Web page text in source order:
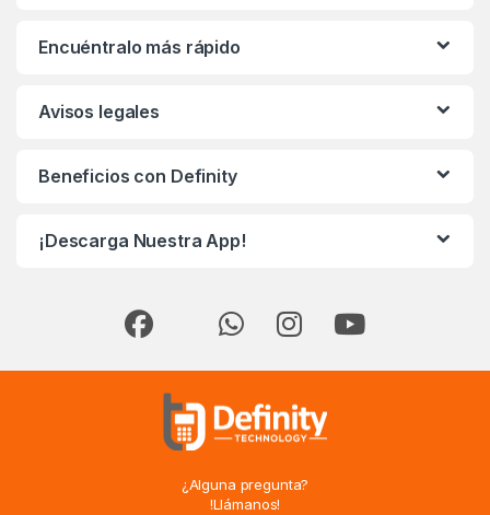
Encuéntralo más rápido
Avisos legales
Beneficios con Definity
¡Descarga Nuestra App!
¿Alguna pregunta?
!Llámanos!